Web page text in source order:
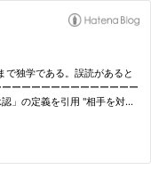
独学である。誤読があると
ーーーーーーーーーーーーー
」の定義を引用 "相手を対等